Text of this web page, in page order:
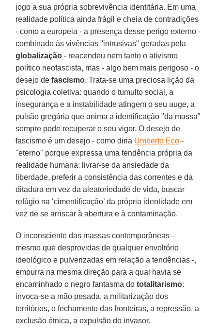
jogo a sua própria sobrevivência identitária. Em uma
realidade política ainda frágil e cheia de contradições
- como a europeia - a presença desse perigo externo -
combinado às vivências "intrusivas" geradas pela
globalização - reacendeu nem tanto o ativismo
político neofascista, mas - algo bem mais perigoso - o
desejo defascismo. Trata-se uma preciosa lição da
psicologia coletiva: quando o tumulto social, a
insegurança e a instabilidade atingem o seu auge, a
pulsão gregária que anima a identificação "da massa"
sempre pode recuperar o seu vigor. O desejo de
fascismo é um desejo - como diria Umberto Eco -
"eterno" porque expressa uma tendência própria da
realidade humana: livrar-se da ansiedade da
liberdade, preferir a consistência das correntes e da
ditadura em vez da aleatoriedade de vida, buscar
refúgio na ‘cimentificação’ da própria identidade em
vez de se arriscar à abertura e à contaminação.
O inconsciente das massas contemporâneas –
mesmo que desprovidas de qualquer envoltório
ideológico e pulverizadas em relação a tendências -,
empurra na mesma direção para a qual havia se
encaminhado o negro fantasma dototalitarismo:
invoca-se a mão pesada, a militarização dos
territórios, o fechamento das fronteiras, a repressão, a
exclusão étnica, a expulsão do invasor.